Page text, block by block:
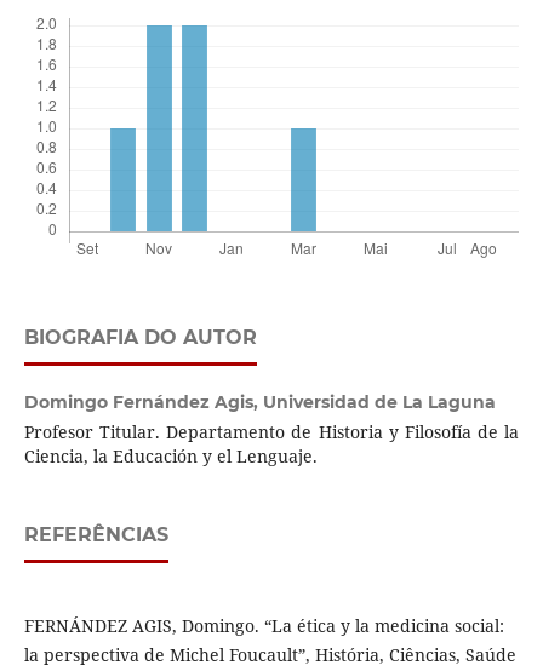
BIOGRAFIA DO AUTOR
Domingo Fernández Agis, Universidad de La Laguna
Profesor Titular. Departamento de Historia y Filosofía de la
Ciencia, la Educación y el Lenguaje.
REFERÊNCIAS
FERNÁNDEZ AGIS, Domingo. “La ética y la medicina social:
la perspectiva de Michel Foucault”, História, Ciências, Saúde